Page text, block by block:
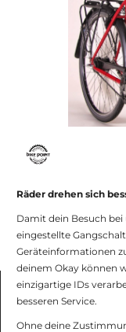
Räder drehen sich
Damit dein Besuch
eingestellte
Geräteinformationen
deinem Okay können
einzigartige IDs
besseren Service.
Ohne deine
bike